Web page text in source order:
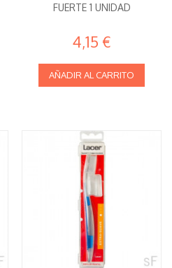
FUERTE 1 UNIDAD
4,15 €
AÑADIR AL CARRITO